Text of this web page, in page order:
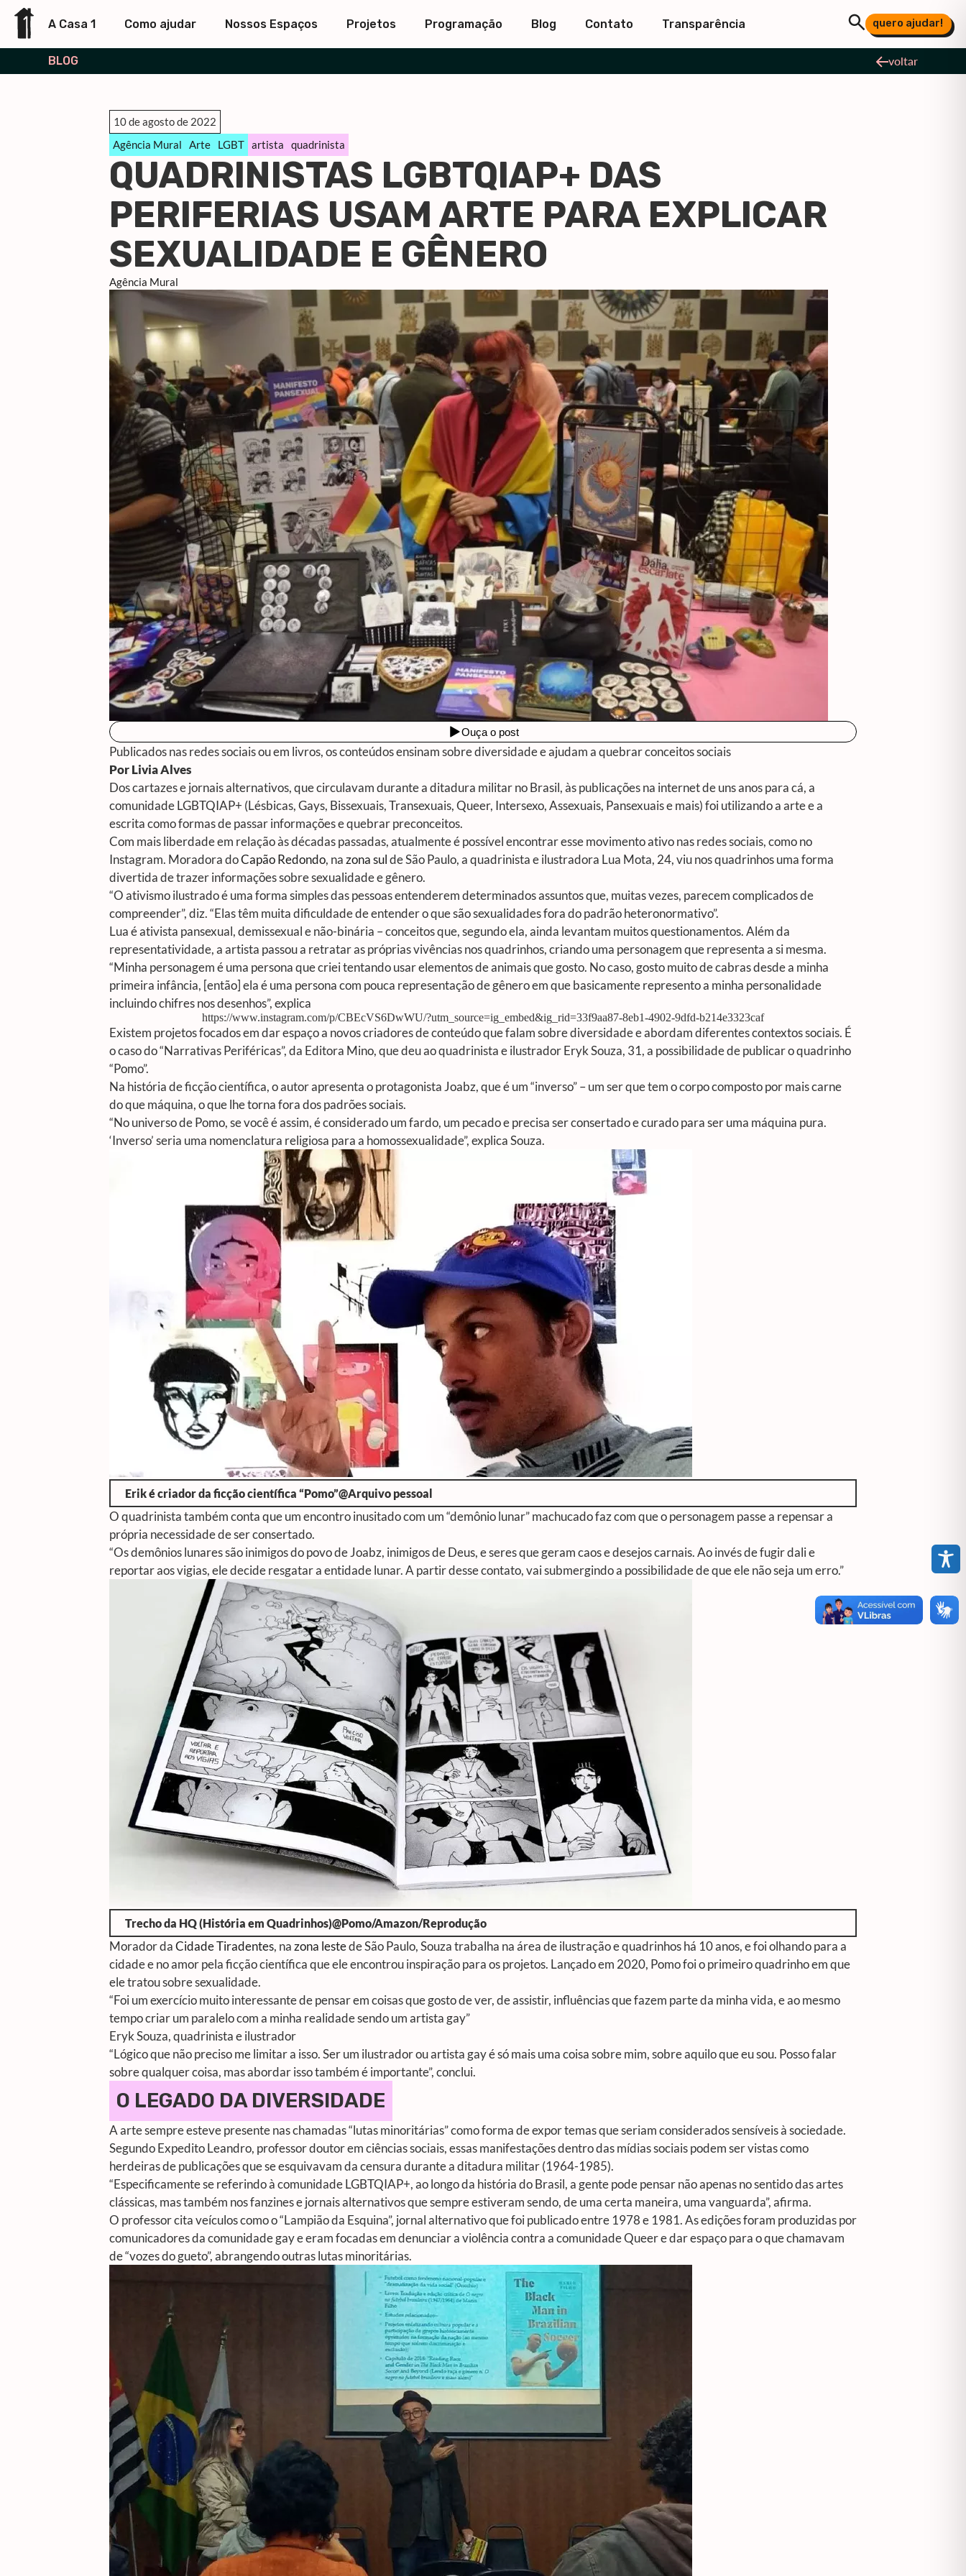
A Casa 1 Como ajudar Nossos Espaços Projetos Programação Blog Contato Transparência quero ajudar!
BLOG voltar
10 de agosto de 2022
Agência Mural
Arte LGBT artista quadrinista
QUADRINISTAS LGBTQIAP+ DAS
PERIFERIAS USAM ARTE PARA EXPLICAR
SEXUALIDADE E GÊNERO
Agência Mural
Publicados nas redes sociais ou em livros, os conteúdos ensinam sobre diversidade e ajudam a quebrar conceitos sociais
Por Livia Alves
Dos cartazes e jornais alternativos, que circulavam durante a ditadura militar no Brasil, às publicações na internet de uns anos para cá, a
comunidade LGBTQIAP+ (Lésbicas, Gays, Bissexuais, Transexuais, Queer, Intersexo, Assexuais, Pansexuais e mais) foi utilizando a arte e a
escrita como formas de passar informações e quebrar preconceitos.
Com mais liberdade em relação às décadas passadas, atualmente é possível encontrar esse movimento ativo nas redes sociais, como no
Instagram. Moradora doCapão Redondo, nazona sulde São Paulo, a quadrinista e ilustradora Lua Mota, 24, viu nos quadrinhos uma forma
divertida de trazer informações sobre sexualidade e gênero.
“O ativismo ilustrado é uma forma simples das pessoas entenderem determinados assuntos que, muitas vezes, parecem complicados de
compreender”, diz. “Elas têm muita dificuldade de entender o que são sexualidades fora do padrão heteronormativo”.
Lua é ativista pansexual, demissexual e não-binária – conceitos que, segundo ela, ainda levantam muitos questionamentos. Além da
representatividade, a artista passou a retratar as próprias vivências nos quadrinhos, criando uma personagem que representa a si mesma.
“Minha personagem é uma persona que criei tentando usar elementos de animais que gosto. No caso, gosto muito de cabras desde a minha
primeira infância, [então] ela é uma persona com pouca representação de gênero em que basicamente represento a minha personalidade
incluindo chifres nos desenhos”, explica
https://www.instagram.com/p/CBEcVS6DwWU/?utm_source=ig_embed&ig_rid=33f9aa87-8eb1-4902-9dfd-b214e3323caf
Existem projetos focados em dar espaço a novos criadores de conteúdo que falam sobre diversidade e abordam diferentes contextos sociais. É
o caso do “Narrativas Periféricas”, da Editora Mino, que deu ao quadrinista e ilustrador Eryk Souza, 31, a possibilidade de publicar o quadrinho
“Pomo”.
Na história de ficção científica, o autor apresenta o protagonista Joabz, que é um “inverso” – um ser que tem o corpo composto por mais carne
do que máquina, o que lhe torna fora dos padrões sociais.
“No universo de Pomo, se você é assim, é considerado um fardo, um pecado e precisa ser consertado e curado para ser uma máquina pura.
‘Inverso’ seria uma nomenclatura religiosa para a homossexualidade”, explica Souza.
Erik é criador da ficção científica “Pomo”@Arquivo pessoal
O quadrinista também conta que um encontro inusitado com um “demônio lunar” machucado faz com que o personagem passe a repensar a
própria necessidade de ser consertado.
“Os demônios lunares são inimigos do povo de Joabz, inimigos de Deus, e seres que geram caos e desejos carnais. Ao invés de fugir dali e
reportar aos vigias, ele decide resgatar a entidade lunar. A partir desse contato, vai submergindo a possibilidade de que ele não seja um erro.”
Trecho da HQ (História em Quadrinhos)@Pomo/Amazon/Reprodução
Morador daCidade Tiradentes, nazona lestede São Paulo, Souza trabalha na área de ilustração e quadrinhos há 10 anos, e foi olhando para a
cidade e no amor pela ficção científica que ele encontrou inspiração para os projetos. Lançado em 2020, Pomo foi o primeiro quadrinho em que
ele tratou sobre sexualidade.
“Foi um exercício muito interessante de pensar em coisas que gosto de ver, de assistir, influências que fazem parte da minha vida, e ao mesmo
tempo criar um paralelo com a minha realidade sendo um artista gay”
Eryk Souza, quadrinista e ilustrador
“Lógico que não preciso me limitar a isso. Ser um ilustrador ou artista gay é só mais uma coisa sobre mim, sobre aquilo que eu sou. Posso falar
sobre qualquer coisa, mas abordar isso também é importante”, conclui.
O LEGADO DA DIVERSIDADE
A arte sempre esteve presente nas chamadas “lutas minoritárias” como forma de expor temas que seriam considerados sensíveis à sociedade.
Segundo Expedito Leandro, professor doutor em ciências sociais, essas manifestações dentro das mídias sociais podem ser vistas como
herdeiras de publicações que se esquivavam da censura durante a ditadura militar (1964-1985).
“Especificamente se referindo à comunidade LGBTQIAP+, ao longo da história do Brasil, a gente pode pensar não apenas no sentido das artes
clássicas, mas também nos fanzines e jornais alternativos que sempre estiveram sendo, de uma certa maneira, uma vanguarda”, afirma.
O professor cita veículos como o “Lampião da Esquina”, jornal alternativo que foi publicado entre 1978 e 1981. As edições foram produzidas por
comunicadores da comunidade gay e eram focadas em denunciar a violência contra a comunidade Queer e dar espaço para o que chamavam
de “vozes do gueto”, abrangendo outras lutas minoritárias.